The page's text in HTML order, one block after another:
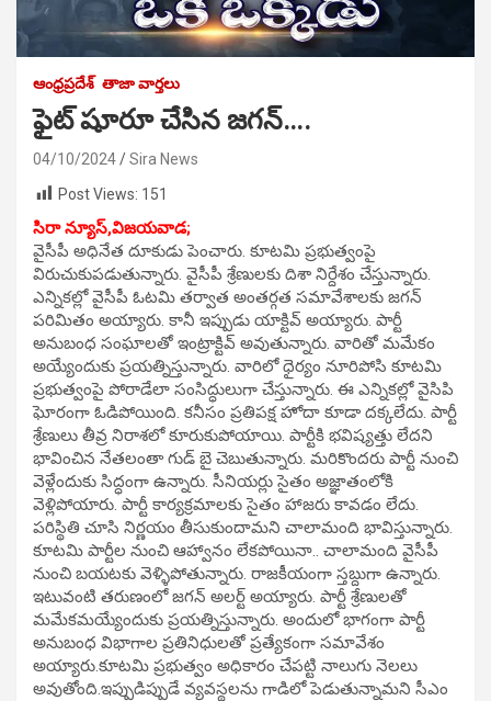
ఆంధ్రప్రదేశ్ తాజా వార్తలు
ఫైట్ షూరూ చేసిన జగన్….
04/10/2024
Sira News
Post Views: 151
సిరా న్యూస్,విజయవాడ;
వైసీపీ అధినేత దూకుడు పెంచారు. కూటమి ప్రభుత్వంపై
విరుచుకుపడుతున్నారు. వైసీపీ శ్రేణులకు దిశా నిర్దేశం చేస్తున్నారు.
ఎన్నికల్లో వైసీపీ ఓటమి తర్వాత అంతర్గత సమావేశాలకు జగన్
పరిమితం అయ్యారు. కానీ ఇప్పుడు యాక్టివ్ అయ్యారు. పార్టీ
అనుబంధ సంఘాలతో ఇంట్రాక్టివ్ అవుతున్నారు. వారితో మమేకం
అయ్యేందుకు ప్రయత్నిస్తున్నారు. వారిలో ధైర్యం నూరిపోసి కూటమి
ప్రభుత్వంపై పోరాడేలా సంసిద్ధులుగా చేస్తున్నారు. ఈ ఎన్నికల్లో వైసిపి
ఘోరంగా ఓడిపోయింది. కనీసం ప్రతిపక్ష హోదా కూడా దక్కలేదు. పార్టీ
శ్రేణులు తీవ్ర నిరాశలో కూరుకుపోయాయి. పార్టీకి భవిష్యత్తు లేదని
భావించిన నేతలంతా గుడ్ బై చెబుతున్నారు. మరికొందరు పార్టీ నుంచి
వెళ్లేందుకు సిద్ధంగా ఉన్నారు. సీనియర్లు సైతం అజ్ఞాతంలోకి
వెళ్లిపోయారు. పార్టీ కార్యక్రమాలకు సైతం హాజరు కావడం లేదు.
పరిస్థితి చూసి నిర్ణయం తీసుకుందామని చాలామంది భావిస్తున్నారు.
కూటమి పార్టీల నుంచి ఆహ్వానం లేకపోయినా.. చాలామంది వైసీపీ
నుంచి బయటకు వెళ్ళిపోతున్నారు. రాజకీయంగా స్తబ్దుగా ఉన్నారు.
ఇటువంటి తరుణంలో జగన్ అలర్ట్ అయ్యారు. పార్టీ శ్రేణులతో
మమేకమయ్యేందుకు ప్రయత్నిస్తున్నారు. అందులో భాగంగా పార్టీ
అనుబంధ విభాగాల ప్రతినిధులతో ప్రత్యేకంగా సమావేశం
అయ్యారు.కూటమి ప్రభుత్వం అధికారం చేపట్టి నాలుగు నెలలు
అవుతోంది.ఇప్పుడిప్పుడే వ్యవస్థలను గాడిలో పెడుతున్నామని సీఎం